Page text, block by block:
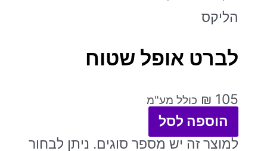
הליקס
לברט אופל שטוח
₪ 105 כולל מע"מ
הוספה לסל
למוצר זה יש מספר סוגים. ניתן לבחור